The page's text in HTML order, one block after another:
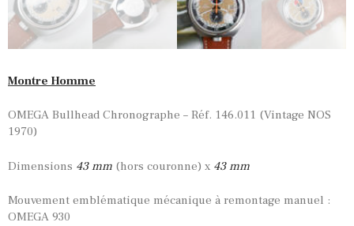
Montre Homme
OMEGA Bullhead Chronographe – Réf. 146.011 (Vintage NOS
1970)
Dimensions 43 mm (hors couronne) x 43 mm
Mouvement emblématique mécanique à remontage manuel :
OMEGA 930